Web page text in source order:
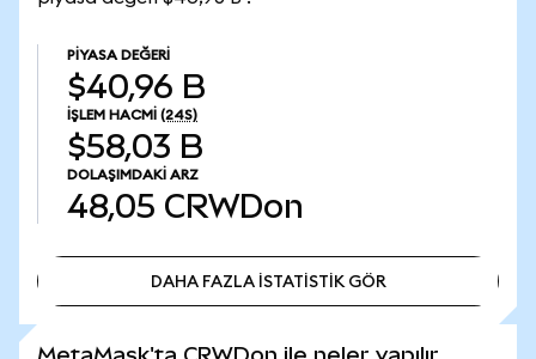
PIYASA DEĞERI
$40,96 B
İŞLEM HACMI (24S)
$58,03 B
DOLAŞIMDAKI ARZ
48,05 CRWDon
DAHA FAZLA İSTATİSTİK GÖR